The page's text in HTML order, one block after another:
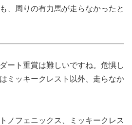
、周りの有力馬が走らなかったと
ート重賞は難しいですね。危惧し
ミッキークレスト以外、走らなか
ノフェニックス、ミッキークレス